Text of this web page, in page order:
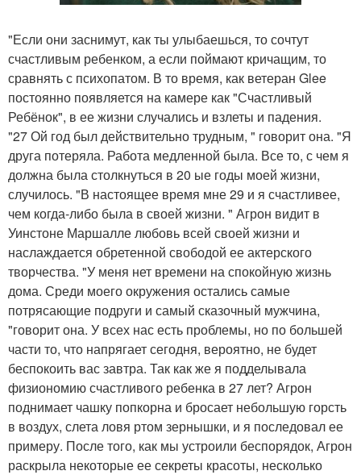
"Если они заснимут, как ты улыбаешься, то сочтут
счастливым ребенком, а если поймают кричащим, то
сравнять с психопатом. В то время, как ветеран Glee
постоянно появляется на камере как "Счастливый
Ребёнок", в ее жизни случались и взлеты и падения.
"27 Ой год был действительно трудным, " говорит она. "Я
друга потеряла. Работа медленной была. Все то, с чем я
должна была столкнуться в 20 ые годы моей жизни,
случилось. "В настоящее время мне 29 и я счастливее,
чем когда-либо была в своей жизни. " Агрон видит в
Уинстоне Маршалле любовь всей своей жизни и
наслаждается обретенной свободой ее актерского
творчества. "У меня нет времени на спокойную жизнь
дома. Среди моего окружения остались самые
потрясающие подруги и самый сказочный мужчина,
"говорит она. У всех нас есть проблемы, но по большей
части то, что напрягает сегодня, вероятно, не будет
беспокоить вас завтра. Так как же я подделывала
физиономию счастливого ребенка в 27 лет? Агрон
поднимает чашку попкорна и бросает небольшую горсть
в воздух, слета ловя ртом зернышки, и я последовал ее
примеру. После того, как мы устроили беспорядок, Агрон
раскрыла некоторые ее секреты красоты, несколько